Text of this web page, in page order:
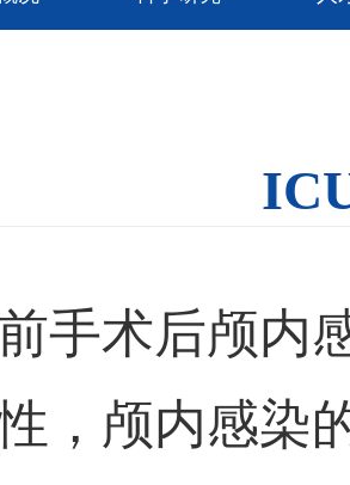
术后颅内感
，颅内感染